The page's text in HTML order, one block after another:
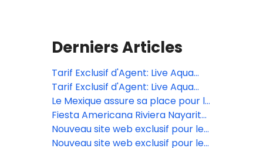
Derniers Articles
Tarif Exclusif d'Agent: Live Aqua
San Miguel de Allende
Tarif Exclusif d'Agent: Live Aqua
San Miguel de Allende
Le Mexique assure sa place pour la
grande finale du Bocuse d’Or 2027
Fiesta Americana Riviera Nayarit
présente le nouveau design de
son restaurant EFISIA
Nouveau site web exclusif pour les
agents de voyages à Posadas
Nouveau site web exclusif pour les